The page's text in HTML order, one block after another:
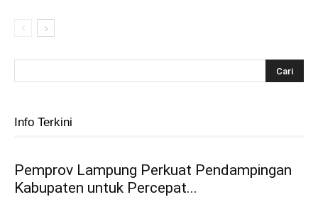
Info Terkini
Pemprov Lampung Perkuat Pendampingan
Kabupaten untuk Percepat...